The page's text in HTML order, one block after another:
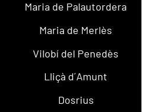
Maria de Palautordera
Maria de Merlès
Vilobí del Penedès
Lliçà d´Amunt
Dosrius